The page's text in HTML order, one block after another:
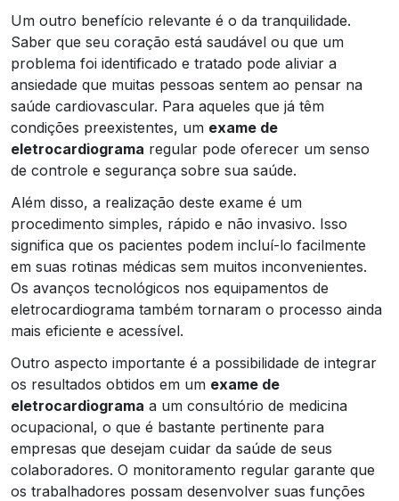
Um outro benefício relevante é o da tranquilidade.
Saber que seu coração está saudável ou que um
problema foi identificado e tratado pode aliviar a
ansiedade que muitas pessoas sentem ao pensar na
saúde cardiovascular. Para aqueles que já têm
condições preexistentes, um exame de
eletrocardiograma regular pode oferecer um senso
de controle e segurança sobre sua saúde.
Além disso, a realização deste exame é um
procedimento simples, rápido e não invasivo. Isso
significa que os pacientes podem incluí-lo facilmente
em suas rotinas médicas sem muitos inconvenientes.
Os avanços tecnológicos nos equipamentos de
eletrocardiograma também tornaram o processo ainda
mais eficiente e acessível.
Outro aspecto importante é a possibilidade de integrar
os resultados obtidos em um exame de
eletrocardiograma a um consultório de medicina
ocupacional, o que é bastante pertinente para
empresas que desejam cuidar da saúde de seus
colaboradores. O monitoramento regular garante que
os trabalhadores possam desenvolver suas funções